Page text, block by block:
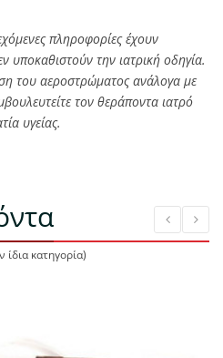
πληροφορίες έχουν
υποκαθιστούν την ιατρική οδηγία.
του αεροστρώματος ανάλογα με
τον θεράποντα ιατρό
υγείας.
κατηγορία)